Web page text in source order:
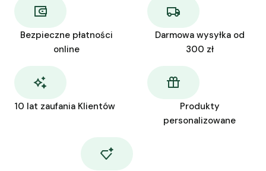
Bezpieczne płatności
online
Darmowa wysyłka od
300 zł
10 lat zaufania Klientów
Produkty
personalizowane